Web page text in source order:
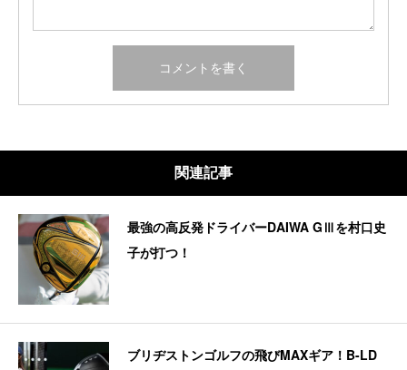
関連記事
最強の高反発ドライバーDAIWA GⅢを村口史
子が打つ！
ブリヂストンゴルフの飛びMAXギア！B-LD